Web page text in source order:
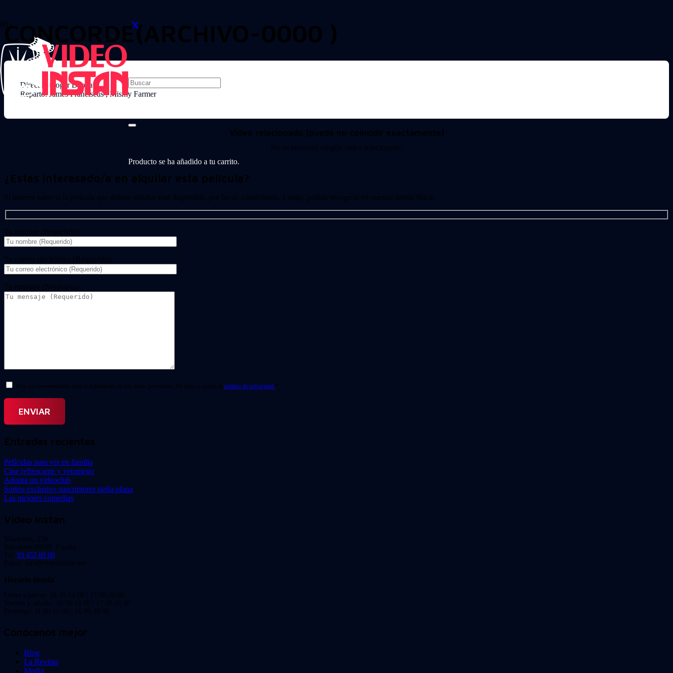
Producto se ha añadido a tu carrito.
CONCORDE(ARCHIVO-0000 )
Director: Roger Deodato
Reparto: James Franciscus , Mismy Farmer
Video relacionado (puede no coincidir exactamente)
No se encontró ningún video relacionado.
¿Estas interesado/a en alquilar esta película?
Si quieres saber si la película que deseas alquilar está disponible, por favor, contáctanos. Luego, podrás recogerla en nuestra tienda física.
Tu nombre (Requerido)
Tu correo electrónico (Requerido)
Tu mensaje (Necesario)
Doy mi consentimiento para el tratamiento de mis datos personales. He leído y acepto la política de privacidad. *
Entradas recientes
Películas para ver en familia
Cine refrescante y veraniego
Adopta un videoclub
Sorteo exclusivo suscriptores tarifa plana
Las mejores comedias
Video Instan
Viladomat, 239
Barcelona 08029. España.
Tel: 93 453 00 00
Email: info@videoinstan.net
Horario tienda
Lunes a jueves: 10:30-14:00 / 17:00-20:00
Viernes y sábado: 10:30-14:00 / 17:00-21:00
Domingo: 11:00-15:00 / 16:00-20:00
Conócenos mejor
Blog
La Revista
Media